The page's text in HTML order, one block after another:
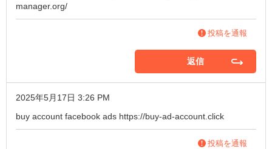
manager.org/
投稿を通報
返信
2025年5月17日 3:26 PM
buy account facebook ads https://buy-ad-account.click
投稿を通報